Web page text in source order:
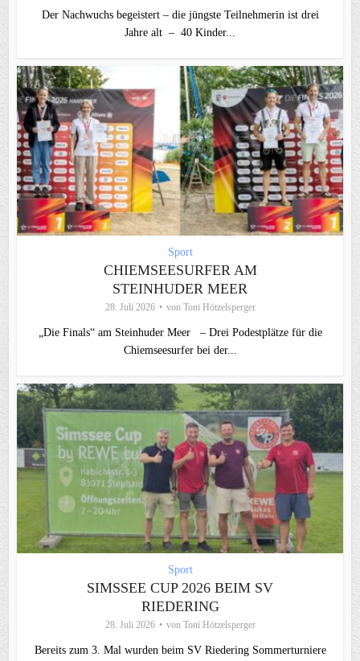
Der Nachwuchs begeistert – die jüngste Teilnehmerin ist drei
Jahre alt – 40 Kinder...
Sport
CHIEMSEESURFER AM
STEINHUDER MEER
28. Juli 2026 von Toni Hötzelsperger
„Die Finals“ am Steinhuder Meer – Drei Podestplätze für die
Chiemseesurfer bei der...
Sport
SIMSSEE CUP 2026 BEIM SV
RIEDERING
28. Juli 2026 von Toni Hötzelsperger
Bereits zum 3. Mal wurden beim SV Riedering Sommerturniere